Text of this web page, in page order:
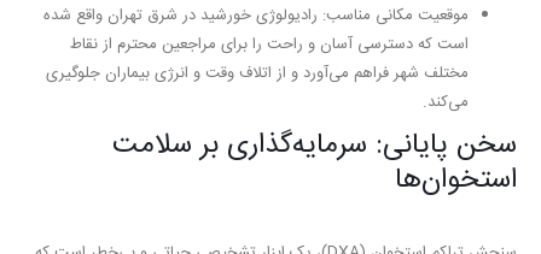
موقعیت مکانی مناسب: رادیولوژی خورشید در شرق تهران واقع شده
است که دسترسی آسان و راحت را برای مراجعین محترم از نقاط
مختلف شهر فراهم می‌آورد و از اتلاف وقت و انرژی بیماران جلوگیری
می‌کند.
سخن پایانی: سرمایه‌گذاری بر سلامت
استخوان‌ها